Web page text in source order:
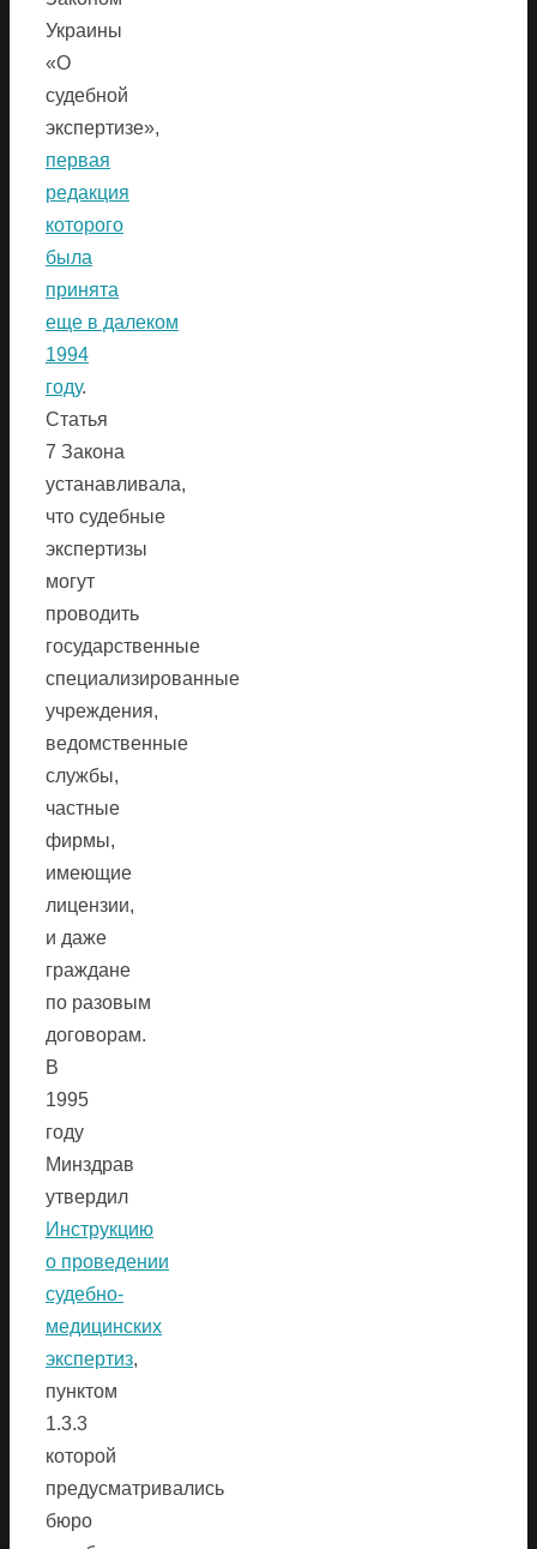
Украины
«О
судебной
экспертизе»,
первая
редакция
которого
была
принята
еще в далеком
1994
году.
Статья
7 Закона
устанавливала,
что судебные
экспертизы
могут
проводить
государственные
специализированные
учреждения,
ведомственные
службы,
частные
фирмы,
имеющие
лицензии,
и даже
граждане
по разовым
договорам.
В
1995
году
Минздрав
утвердил
Инструкцию
о проведении
судебно-
медицинских
экспертиз,
пунктом
1.3.3
которой
предусматривались
бюро